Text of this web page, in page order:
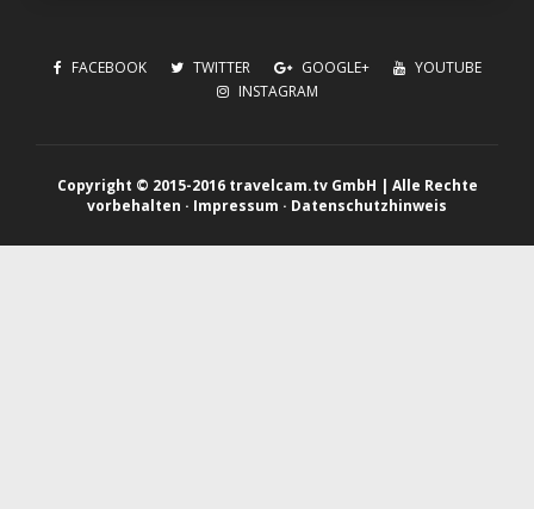
FACEBOOK TWITTER GOOGLE+
YOUTUBE
INSTAGRAM
Copyright © 2015-2016 travelcam.tv GmbH | Alle Rechte
vorbehalten · Impressum · Datenschutzhinweis